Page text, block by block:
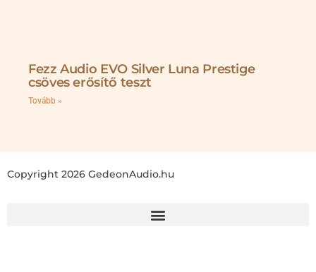
Fezz Audio EVO Silver Luna Prestige
csöves erősítő teszt
Tovább »
Copyright 2026 GedeonAudio.hu